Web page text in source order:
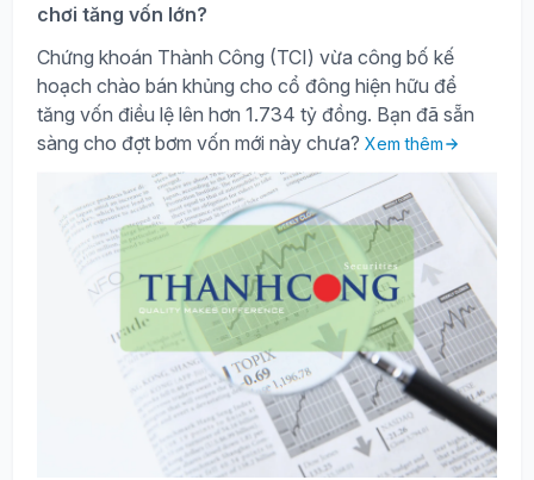
chơi tăng vốn lớn?
Chứng khoán Thành Công (TCI) vừa công bố kế
hoạch chào bán khủng cho cổ đông hiện hữu để
tăng vốn điều lệ lên hơn 1.734 tỷ đồng. Bạn đã sẵn
sàng cho đợt bơm vốn mới này chưa? Xem thêm